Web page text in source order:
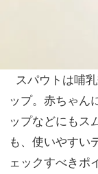
スパウトは哺
ップ。赤ちゃん
ップなどにもス
も、使いやすい
ェックすべきポ